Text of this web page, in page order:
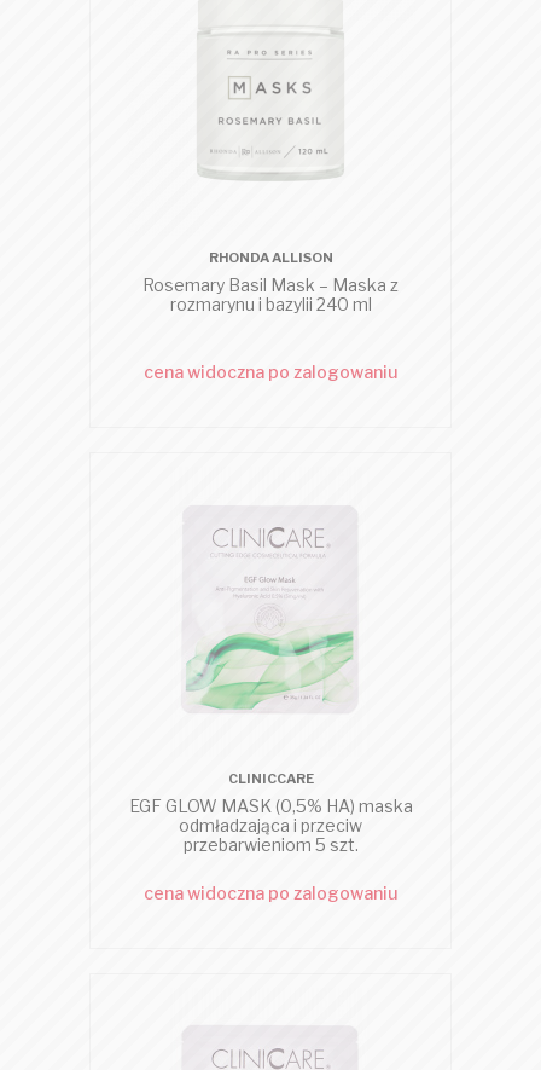
RHONDA ALLISON
Rosemary Basil Mask – Maska z
rozmarynu i bazylii 240 ml
cena widoczna po zalogowaniu
CLINICCARE
EGF GLOW MASK (0,5% HA) maska
odmładzająca i przeciw
przebarwieniom 5 szt.
cena widoczna po zalogowaniu